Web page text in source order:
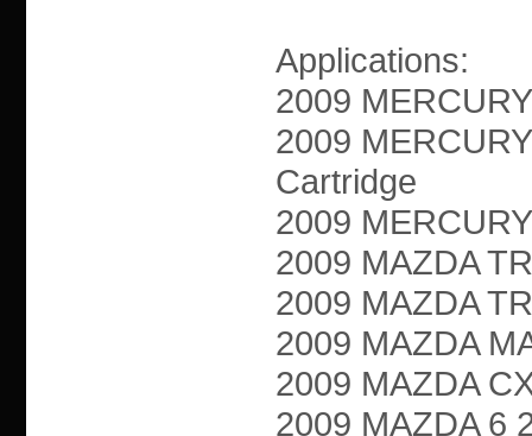
Applications:
2009
2009
Cartridge
2009
2009 MAZDA
2009 MAZDA
2009 MAZDA
2009 MAZDA
2009 MAZDA 6